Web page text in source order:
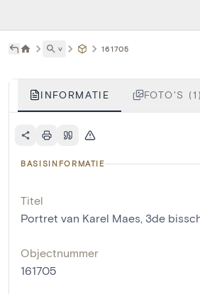
˅ 161705
INFORMATIE FOTO'S (1)
BASISINFORMATIE
Titel
Portret van Karel Maes, 3de
Objectnummer
161705